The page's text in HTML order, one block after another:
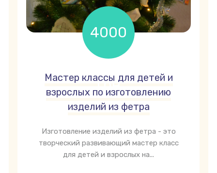
4000
грн
Мастер классы для детей и
взрослых по изготовлению
изделий из фетра
Изготовление изделий из фетра - это
творческий развивающий мастер класс
для детей и взрослых на...